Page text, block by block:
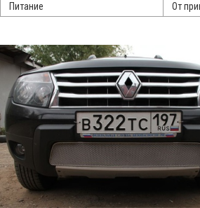
Питание
От